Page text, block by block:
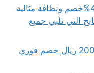
شركة تنظيف مسابح بالرياض بـ45%خصم ونظافة مثالية
التي تلبي جميع
شركة تنظيف مجالس بالرياض بـ 200 ريال خصم فوري